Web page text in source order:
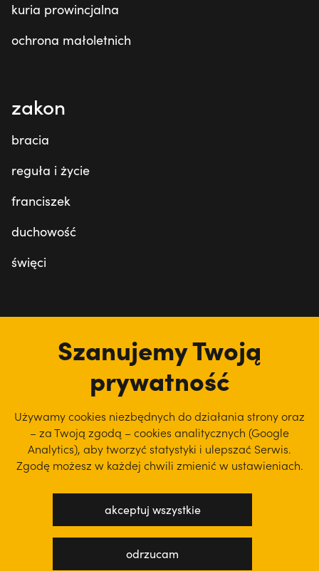
kuria prowincjalna
ochrona małoletnich
zakon
bracia
reguła i życie
franciszek
duchowość
święci
regulamin serwisu
Szanujemy Twoją
prywatność
Używamy cookies niezbędnych do działania strony oraz
– za Twoją zgodą – cookies analitycznych (Google
Analytics), abytworzyć statystyki i ulepszać Serwis.
Zgodę możesz w każdej chwili zmienić w ustawieniach.
akceptuj wszystkie
odrzucam